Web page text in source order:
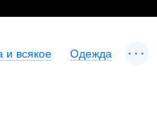
и всякое Одежда ...